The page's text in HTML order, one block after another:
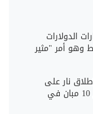
الدولارات
وهو أمر "مثير
نار على
شمال إسرائيل يجب هدم 10 مبان في